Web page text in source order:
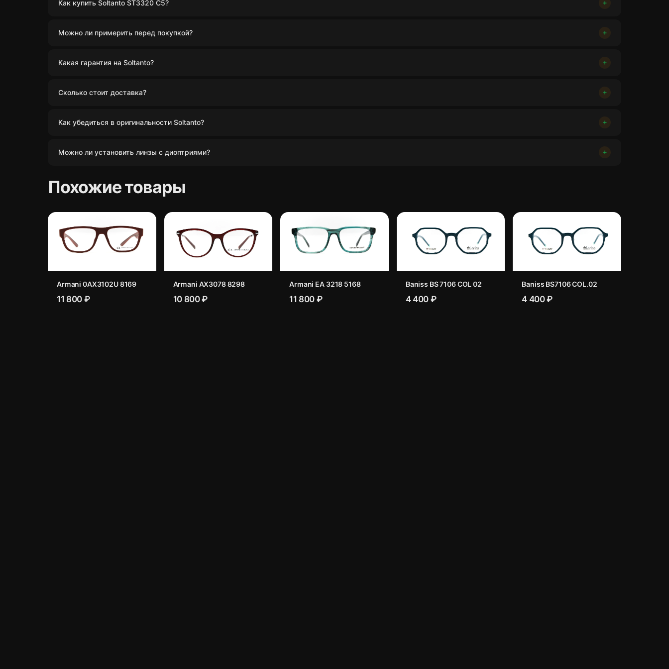
Как купить Soltanto ST3320 C5?
Можно ли примерить перед покупкой?
Какая гарантия на Soltanto?
Сколько стоит доставка?
Как убедиться в оригинальности Soltanto?
Можно ли установить линзы с диоптриями?
Похожие товары
Armani 0AX3102U 8169
11 800 ₽
Armani AX3078 8298
10 800 ₽
Armani EA 3218 5168
11 800 ₽
Baniss BS 7106 COL 02
4 400 ₽
Baniss BS7106 COL.02
4 400 ₽